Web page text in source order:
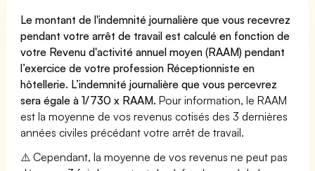
Le montant de l'indemnité journalière que vous recevrez
pendant votre arrêt de travail est calculé en fonction de
votre Revenu d'activité annuel moyen (RAAM) pendant
l’exercice de votre profession Réceptionniste en
hôtellerie. L’indemnité journalière que vous percevrez
sera égale à 1/730 x RAAM. Pour information, le RAAM
est la moyenne de vos revenus cotisés des 3 dernières
années civiles précédant votre arrêt de travail.
⚠️ Cependant, la moyenne de vos revenus ne peut pas